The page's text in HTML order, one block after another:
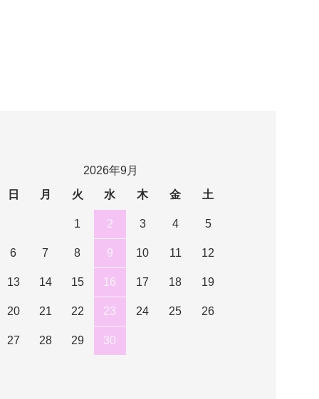
2026年9月
日
月 火 水 木 金 土
1 2 3 4 5
6 7 8 9 10 11 12
13 14 15 16 17 18 19
20 21 22 23 24 25 26
27 28 29 30